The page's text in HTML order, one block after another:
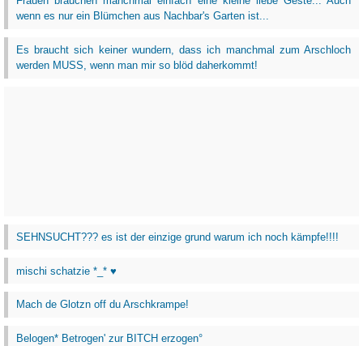
wenn es nur ein Blümchen aus Nachbar's Garten ist...
Es braucht sich keiner wundern, dass ich manchmal zum Arschloch
werden MUSS, wenn man mir so blöd daherkommt!
SEHNSUCHT??? es ist der einzige grund warum ich noch kämpfe!!!!
mischi schatzie *_* ♥
Mach de Glotzn off du Arschkrampe!
Belogen* Betrogen' zur BITCH erzogen°